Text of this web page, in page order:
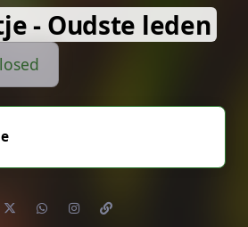
- Oudste leden